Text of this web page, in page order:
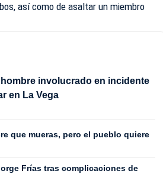
así como de asaltar un miembro
involucrado en incidente
en La Vega
que mueras, pero el pueblo quiere
Frías tras complicaciones de